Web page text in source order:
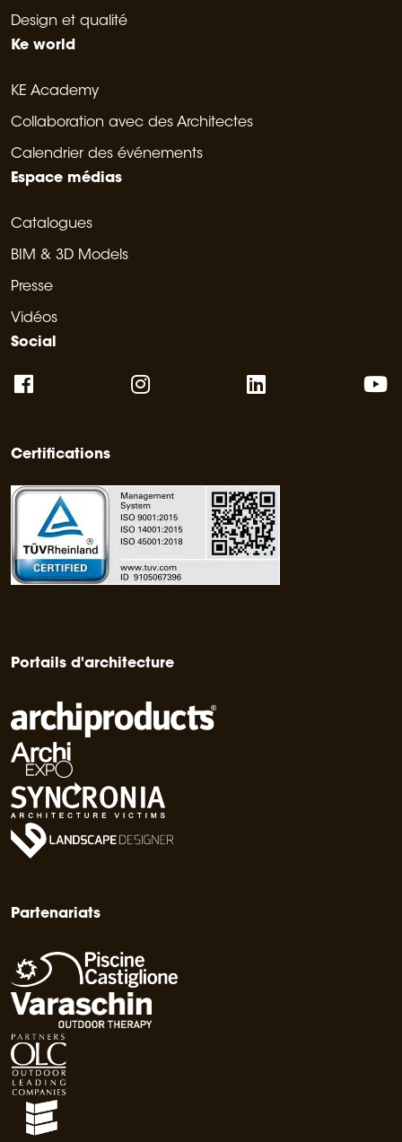
Design et qualité
Ke world
KE Academy
Collaboration avec des Architectes
Calendrier des événements
Espace médias
Catalogues
BIM & 3D Models
Presse
Vidéos
Social
Certifications
Portails d'architecture
Partenariats